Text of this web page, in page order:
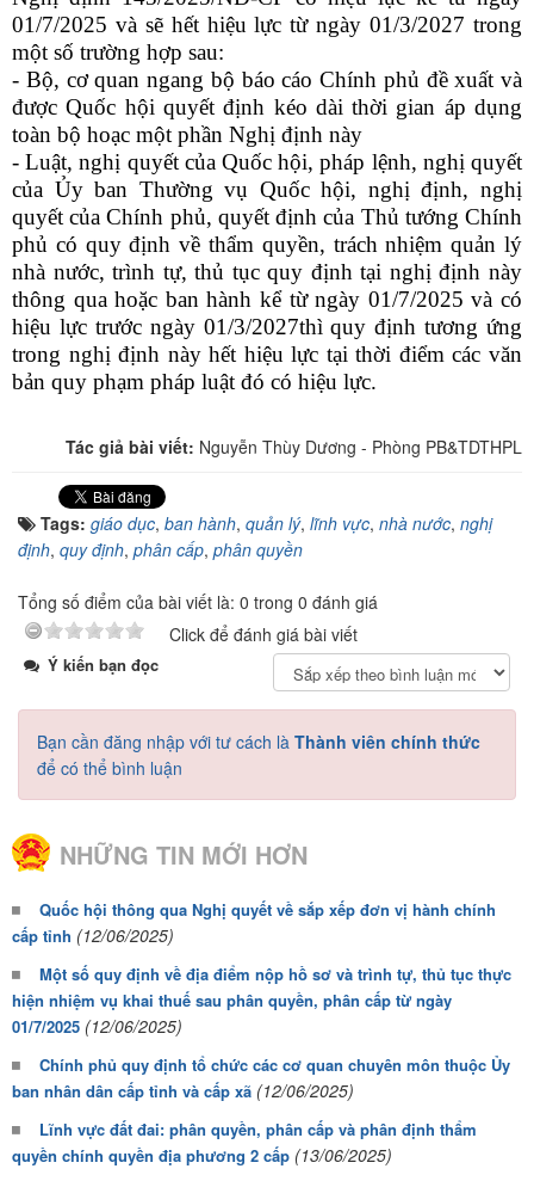
01/7/2025 và sẽ hết hiệu lực từ ngày 01/3/2027 trong
một số trường hợp sau:
- Bộ, cơ quan ngang bộ báo cáo Chính phủ đề xuất và
được Quốc hội quyết định kéo dài thời gian áp dụng
toàn bộ hoạc một phần Nghị định này
- Luật, nghị quyết của Quốc hội, pháp lệnh, nghị quyết
của Ủy ban Thường vụ Quốc hội, nghị định, nghị
quyết của Chính phủ, quyết định của Thủ tướng Chính
phủ có quy định về thẩm quyền, trách nhiệm quản lý
nhà nước, trình tự, thủ tục quy định tại nghị định này
thông qua hoặc ban hành kể từ ngày 01/7/2025 và có
hiệu lực trước ngày 01/3/2027thì quy định tương ứng
trong nghị định này hết hiệu lực tại thời điểm các văn
bản quy phạm pháp luật đó có hiệu lực.
Tác giả bài viết: Nguyễn Thùy Dương - Phòng PB&TDTHPL
Tags: giáo dục, ban hành, quản lý, lĩnh vực, nhà nước, nghị
định, quy định, phân cấp, phân quyền
Tổng số điểm của bài viết là: 0 trong 0 đánh giá
Click để đánh giá bài viết
Ý kiến bạn đọc
Bạn cần đăng nhập với tư cách là Thành viên chính thức
để có thể bình luận
NHỮNG TIN MỚI HƠN
Quốc hội thông qua Nghị quyết về sắp xếp đơn vị hành chính
cấp tỉnh (12/06/2025)
Một số quy định về địa điểm nộp hồ sơ và trình tự, thủ tục thực
hiện nhiệm vụ khai thuế sau phân quyền, phân cấp từ ngày
01/7/2025 (12/06/2025)
Chính phủ quy định tổ chức các cơ quan chuyên môn thuộc Ủy
ban nhân dân cấp tỉnh và cấp xã (12/06/2025)
Lĩnh vực đất đai: phân quyền, phân cấp và phân định thẩm
quyền chính quyền địa phương 2 cấp (13/06/2025)